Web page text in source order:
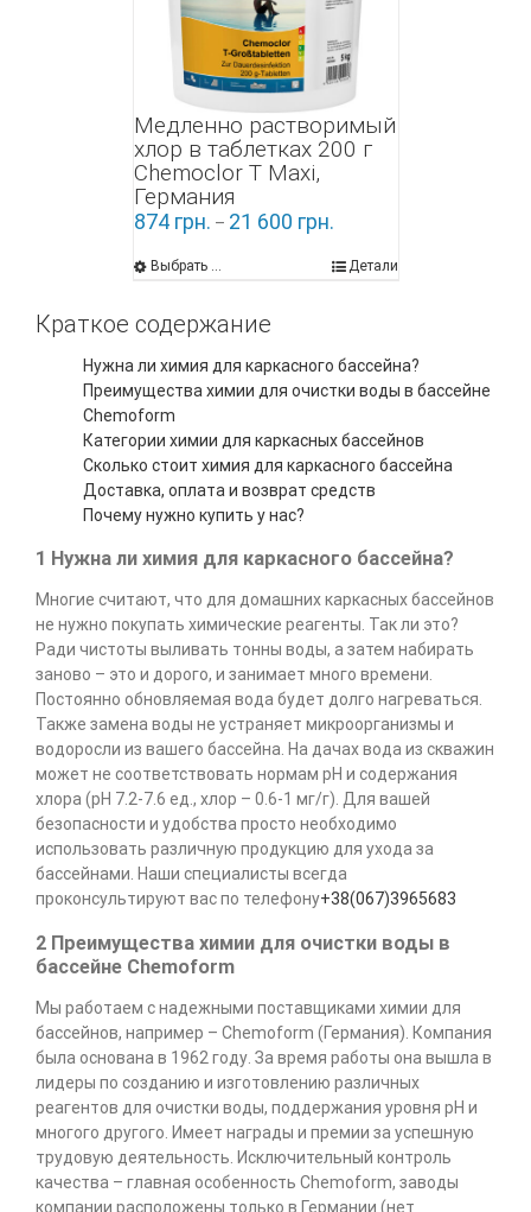
Медленно растворимый
хлор в таблетках 200 г
Chemoclor Т Maxi,
Германия
874 грн. – 21 600 грн.
Выбрать ... Детали
Краткое содержание
Нужна ли химия для каркасного бассейна?
Преимущества химии для очистки воды в бассейне
Chemoform
Категории химии для каркасных бассейнов
Сколько стоит химия для каркасного бассейна
Доставка, оплата и возврат средств
Почему нужно купить у нас?
1 Нужна ли химия для каркасного бассейна?
Многие считают, что для домашних каркасных бассейнов
не нужно покупать химические реагенты. Так ли это?
Ради чистоты выливать тонны воды, а затем набирать
заново – это и дорого, и занимает много времени.
Постоянно обновляемая вода будет долго нагреваться.
Также замена воды не устраняет микроорганизмы и
водоросли из вашего бассейна. На дачах вода из скважин
может не соответствовать нормам pH и содержания
хлора (pH 7.2-7.6 ед., хлор – 0.6-1 мг/г). Для вашей
безопасности и удобства просто необходимо
использовать различную продукцию для ухода за
бассейнами. Наши специалисты всегда
проконсультируют вас по телефону+38(067)3965683
2 Преимущества химии для очистки воды в
бассейне Chemoform
Мы работаем с надежными поставщиками химии для
бассейнов, например – Chemoform (Германия). Компания
была основана в 1962 году. За время работы она вышла в
лидеры по созданию и изготовлению различных
реагентов для очистки воды, поддержания уровня рН и
многого другого. Имеет награды и премии за успешную
трудовую деятельность. Исключительный контроль
качества – главная особенность Chemoform, заводы
компании расположены только в Германии (нет